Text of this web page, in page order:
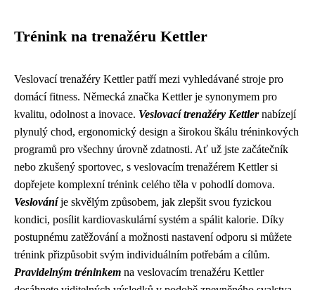
Trénink na trenažéru Kettler
Veslovací trenažéry Kettler patří mezi vyhledávané stroje pro
domácí fitness. Německá značka Kettler je synonymem pro
kvalitu, odolnost a inovace. Veslovací trenažéry Kettlernabízejí
plynulý chod, ergonomický design a širokou škálu tréninkových
programů pro všechny úrovně zdatnosti. Ať už jste začátečník
nebo zkušený sportovec, s veslovacím trenažérem Kettler si
dopřejete komplexní trénink celého těla v pohodlí domova.
Veslováníje skvělým způsobem, jak zlepšit svou fyzickou
kondici, posílit kardiovaskulární systém a spálit kalorie. Díky
postupnému zatěžování a možnosti nastavení odporu si můžete
trénink přizpůsobit svým individuálním potřebám a cílům.
Pravidelným tréninkem na veslovacím trenažéru Kettler